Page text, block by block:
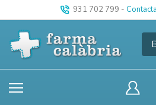
931 702 799 -